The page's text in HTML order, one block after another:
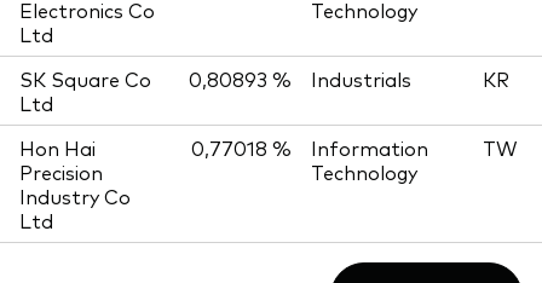
Electronics Co
Ltd
Technology
SK Square Co
Ltd
0,80893 % Industrials KR
Hon Hai
Precision
Industry Co
Ltd
0,77018 %
Information
Technology
TW